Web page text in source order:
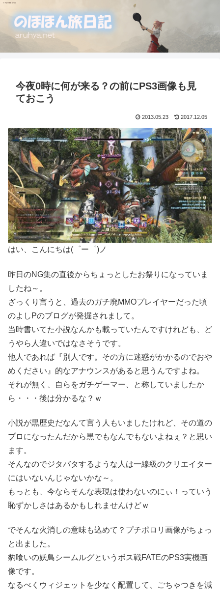
今夜0時に何が来る？の前にPS3画像も見
ておこう
2013.05.23 2017.12.05
はい、こんにちは(゜ー゜)ノ
昨日のNG集の直後からちょっとしたお祭りになっていま
したね～。
ざっくり言うと、過去のガチ廃MMOプレイヤーだった頃
のよしPのブログが発掘されまして。
当時書いてた小説なんかも載っていたんですけれども、ど
うやら人違いではなさそうです。
他人であれば『別人です。その方に迷惑がかかるのでおや
めください』的なアナウンスがあると思うんですよね。
それが無く、自らをガチゲーマー、と称していましたか
ら・・・後は分かるな？ｗ
小説が黒歴史だなんて言う人もいましたけれど、その道の
プロになったんだから黒でもなんでもないよねぇ？と思い
ます。
そんなのでジタバタするような人は一線級のクリエイター
にはいないんじゃないかな～。
もっとも、今ならそんな表現は使わないのにぃ！っていう
恥ずかしさはあるかもしれませんけどｗ
でそんな火消しの意味も込めて？プチポロリ画像がちょっ
と出ました。
豹喰いの妖鳥シームルグというボス戦FATEのPS3実機画
像です。
なるべくウィジェットを少なく配置して、ごちゃつきを減